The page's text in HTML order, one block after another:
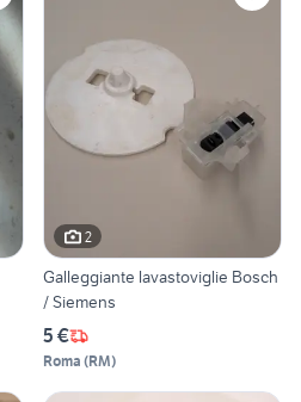
2
Galleggiante lavastoviglie Bosch
/ Siemens
5 €
Roma (RM)